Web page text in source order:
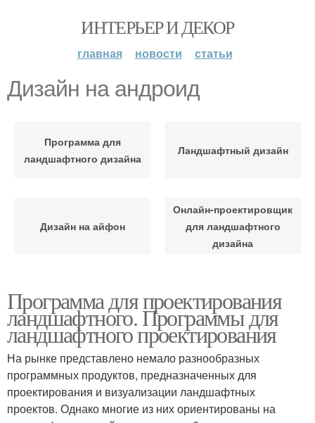
ИНТЕРЬЕР И ДЕКОР
главная новости статьи
Дизайн на андроид
Программа для
ландшафтного дизайна
Ландшафтный дизайн
Дизайн на айфон
Онлайн-проектировщик
для ландшафтного
дизайна
Программа для проектирования
ландшафтного. Программы для
ландшафтного проектирования
На рынке представлено немало разнообразных
программных продуктов, предназначенных для
проектирования и визуализации ландшафтных
проектов. Однако многие из них ориентированы на